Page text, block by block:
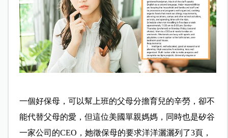
一個好保母，可以幫上班的父母分擔育兒的辛勞，卻不
能代替父母的愛，但這位美國單親媽媽，同時也是矽谷
一家公司的CEO，她徵保母的要求洋洋灑灑列了3頁，